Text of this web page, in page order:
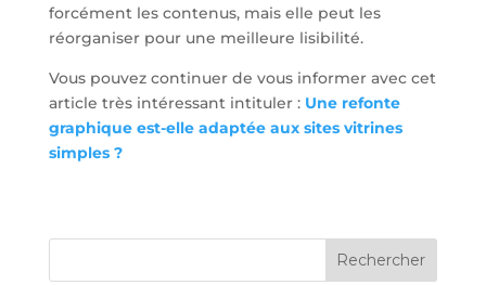
forcément les contenus, mais elle peut les
réorganiser pour une meilleure lisibilité.
Vous pouvez continuer de vous informer avec cet
article très intéressant intituler : Une refonte
graphique est-elle adaptée aux sites vitrines
simples ?